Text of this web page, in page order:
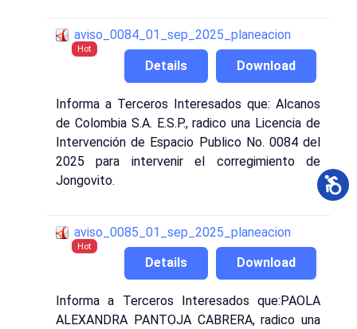
aviso_0084_01_sep_2025_planeacion
Hot
Download
Details
Informa a Terceros Interesados que: Alcanos
de Colombia S.A. E.S.P., radico una Licencia de
Intervención de Espacio Publico No. 0084 del
2025 para intervenir el corregimiento de
Jongovito.
aviso_0085_01_sep_2025_planeacion
Hot
Download
Details
Informa a Terceros Interesados que:PAOLA
ALEXANDRA PANTOJA CABRERA, radico una